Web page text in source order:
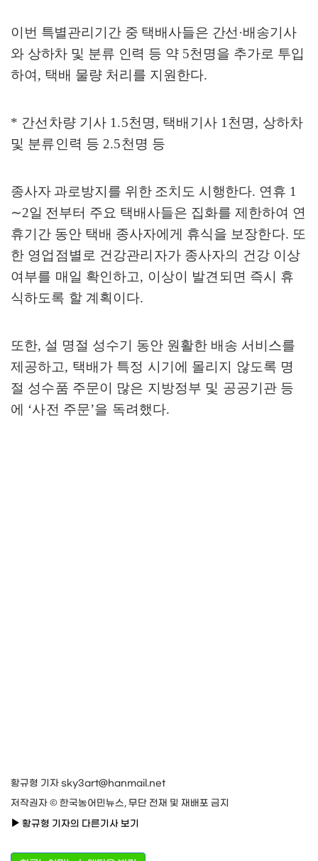
이번 특별관리기간 중 택배사들은 간선 ·배송기사
와 상하차 및 분류 인력 등 약 5천명을 추가로 투입
하여 , 택배 물량 처리를 지원한다.
* 간선차량 기사 1.5천명, 택배기사 1 천명, 상하차
및 분류인력 등 2.5천명 등
종사자 과로방지를 위한 조치도 시행한다. 연휴 1
∼2일 전부터 주요 택배사들은 집화를 제한하여 연
휴기간 동안 택배 종사자에게 휴식을 보장한다. 또
한 영업점별로 건강관리자가 종사자의 건강 이상
여부를 매일 확인하고, 이상이 발견되면 즉시 휴
식하도록 할 계획이다.
또한, 설 명절 성수기 동안 원활한 배송 서비스를
제공하고, 택배가 특정 시기에 몰리지 않도록 명
절 성수품 주문이 많은 지방정부 및 공공기관 등
에 ‘사전 주문’을 독려했다.
황규형 기자 sky3art@hanmail.net
저작권자 © 한국농어민뉴스, 무단 전재 및 재배포 금지
황규형 기자의 다른기사 보기